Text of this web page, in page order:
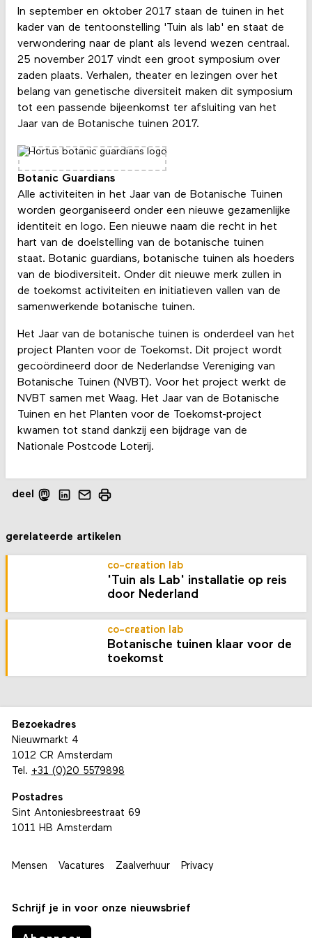
In september en oktober 2017 staan de tuinen in het
kader van de tentoonstelling 'Tuin als lab' en staat de
verwondering naar de plant als levend wezen centraal.
25 november 2017 vindt een groot symposium over
zaden plaats. Verhalen, theater en lezingen over het
belang van genetische diversiteit maken dit symposium
tot een passende bijeenkomst ter afsluiting van het
Jaar van de Botanische tuinen 2017.
Botanic Guardians
Alle activiteiten in het Jaar van de Botanische Tuinen
worden georganiseerd onder een nieuwe gezamenlijke
identiteit en logo. Een nieuwe naam die recht in het
hart van de doelstelling van de botanische tuinen
staat. Botanic guardians, botanische tuinen als hoeders
van de biodiversiteit. Onder dit nieuwe merk zullen in
de toekomst activiteiten en initiatieven vallen van de
samenwerkende botanische tuinen.
Het Jaar van de botanische tuinen is onderdeel van het
project Planten voor de Toekomst. Dit project wordt
gecoördineerd door de Nederlandse Vereniging van
Botanische Tuinen (NVBT). Voor het project werkt de
NVBT samen met Waag. Het Jaar van de Botanische
Tuinen en het Planten voor de Toekomst-project
kwamen tot stand dankzij een bijdrage van de
Nationale Postcode Loterij.
deel
gerelateerde artikelen
co-creation lab
'Tuin als Lab' installatie op reis
door Nederland
co-creation lab
Botanische tuinen klaar voor de
toekomst
Bezoekadres
Nieuwmarkt 4
1012 CR Amsterdam
Tel. +31 (0)20 5579898
Postadres
Sint Antoniesbreestraat 69
1011 HB Amsterdam
Mensen Vacatures Zaalverhuur Privacy
Schrijf je in voor onze nieuwsbrief